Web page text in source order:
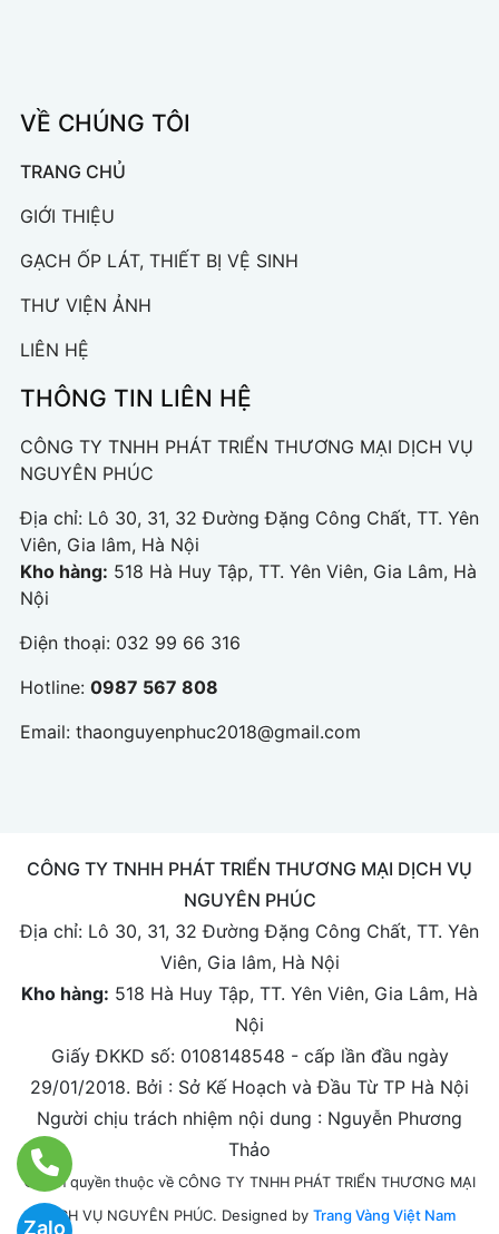
Zalo
VỀ CHÚNG TÔI
TRANG CHỦ
GIỚI THIỆU
GẠCH ỐP LÁT, THIẾT BỊ VỆ SINH
THƯ VIỆN ẢNH
LIÊN HỆ
THÔNG TIN LIÊN HỆ
CÔNG TY TNHH PHÁT TRIỂN THƯƠNG MẠI DỊCH VỤ
NGUYÊN PHÚC
Địa chỉ: Lô 30, 31, 32 Đường Đặng Công Chất, TT. Yên
Viên, Gia lâm, Hà Nội
Kho hàng: 518 Hà Huy Tập, TT. Yên Viên, Gia Lâm, Hà
Nội
Điện thoại: 032 99 66 316
Hotline: 0987 567 808
Email: thaonguyenphuc2018@gmail.com
CÔNG TY TNHH PHÁT TRIỂN THƯƠNG MẠI DỊCH VỤ
NGUYÊN PHÚC
Địa chỉ: Lô 30, 31, 32 Đường Đặng Công Chất, TT. Yên
Viên, Gia lâm, Hà Nội
Kho hàng: 518 Hà Huy Tập, TT. Yên Viên, Gia Lâm, Hà
Nội
Giấy ĐKKD số: 0108148548 - cấp lần đầu ngày
29/01/2018. Bởi : Sở Kế Hoạch và Đầu Từ TP Hà Nội
Người chịu trách nhiệm nội dung : Nguyễn Phương
Thảo
© Bản quyền thuộc về CÔNG TY TNHH PHÁT TRIỂN THƯƠNG MẠI
DỊCH VỤ NGUYÊN PHÚC. Designed by Trang Vàng Việt Nam